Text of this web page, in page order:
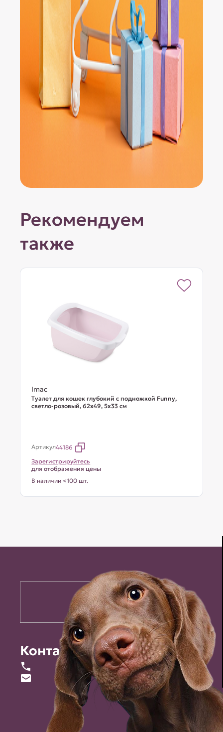
Рекомендуем
также
Imac
Туалет для кошек глубокий с подножкой Funny,
светло-розовый, 62х49, 5х33 см
Артикул44186
Зарегистрируйтесь
для отображения цены
В наличии <100 шт.
Контакты